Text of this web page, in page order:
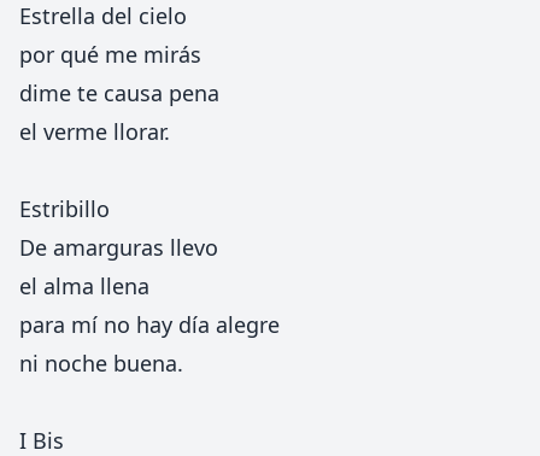
Estrella del cielo
por qué me mirás
dime te causa pena
el verme llorar.
Estribillo
De amarguras llevo
el alma llena
para mí no hay día alegre
ni noche buena.
I Bis